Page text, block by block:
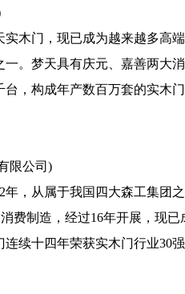
门，现已成为越来越多高
。梦天具有庆元、嘉善两大
，构成年产数百万套的实木
限公司)
，从属于我国四大森工集团
费制造，经过16年开展，现
续十四年荣获实木门行业30